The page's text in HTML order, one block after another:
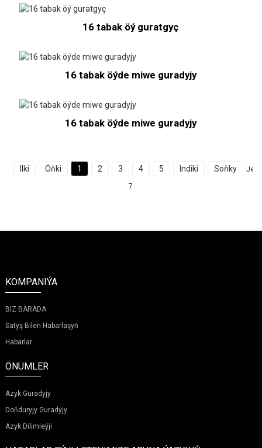
16 tabak öý guratgyç
16 tabak öýde miwe guradyjy
16 tabak öýde miwe guradyjy
Ilki Öňki 1 2 3 4 5 Indiki Soňky Jemi
7
KOMPANIÝA
BIZ BARADA
Satyş Bilen Habarlaşyň
Habarlar
ÖNÜMLER
Azyk Guradyjy
Doňduryjy Guradyjy
Azyk Dilimleýji